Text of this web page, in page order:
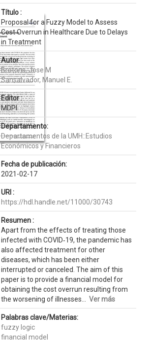
Título :
Proposal for a Fuzzy Model to Assess
Cost Overrun in Healthcare Due to Delays
in Treatment
Autor :
Brotons, Jose M
Sansalvador, Manuel E.
Editor :
MDPI
Departamento:
Departamentos de la UMH::Estudios
Económicos y Financieros
Fecha de publicación:
2021-02-17
URI :
https://hdl.handle.net/11000/30743
Resumen :
Apart from the effects of treating those
infected with COVID‐19, the pandemic has
also affected treatment for other
diseases, which has been either
interrupted or canceled. The aim of this
paper is to provide a financial model for
obtaining the cost overrun resulting from
the worsening of illnesses... Ver más
Palabras clave/Materias:
fuzzy logic
financial model